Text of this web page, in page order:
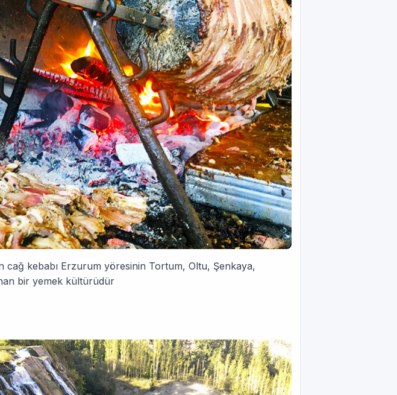
cağ kebabı Erzurum yöresinin Tortum, Oltu, Şenkaya,
bir yemek kültürüdür